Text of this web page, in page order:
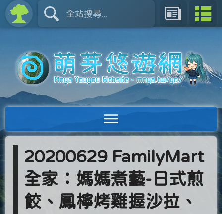
20200629 FamilyMart
全家：媽媽煮藝-日式煎
餃、鳳檸烤雞握沙拉、